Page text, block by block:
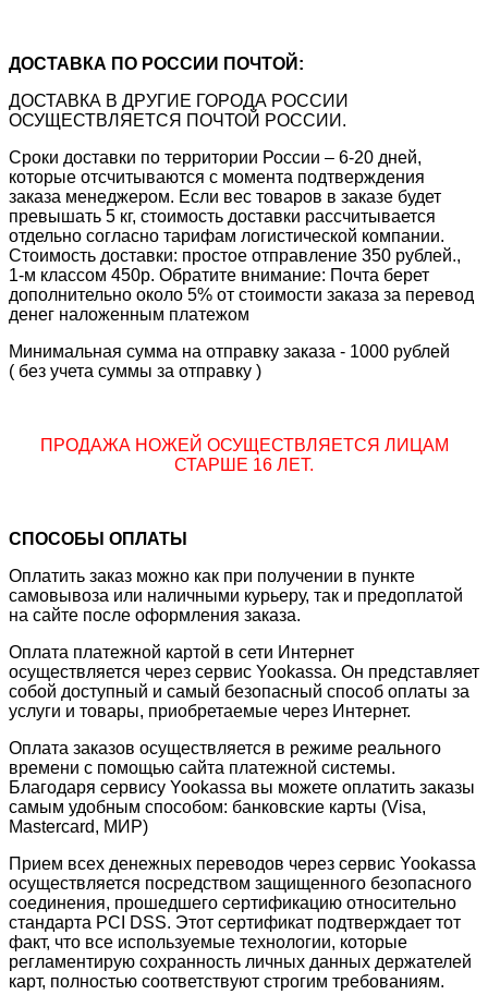
ДОСТАВКА ПО РОССИИ ПОЧТОЙ:
ДОСТАВКА В ДРУГИЕ ГОРОДА РОССИИ
ОСУЩЕСТВЛЯЕТСЯ ПОЧТОЙ РОССИИ.
Сроки доставки по территории России – 6-20 дней,
которые отсчитываются с момента подтверждения
заказа менеджером. Если вес товаров в заказе будет
превышать 5 кг, стоимость доставки рассчитывается
отдельно согласно тарифам логистической компании.
Стоимость доставки: простое отправление 350 рублей.,
1-м классом 450р. Обратите внимание: Почта берет
дополнительно около 5% от стоимости заказа за перевод
денег наложенным платежом
Минимальная сумма на отправку заказа - 1000 рублей
( без учета суммы за отправку )
ПРОДАЖА НОЖЕЙ ОСУЩЕСТВЛЯЕТСЯ ЛИЦАМ
СТАРШЕ 16 ЛЕТ.
СПОСОБЫ ОПЛАТЫ
Оплатить заказ можно как при получении в пункте
самовывоза или наличными курьеру, так и предоплатой
на сайте после оформления заказа.
Оплата платежной картой в сети Интернет
осуществляется через сервис Yookassa. Он представляет
собой доступный и самый безопасный способ оплаты за
услуги и товары, приобретаемые через Интернет.
Оплата заказов осуществляется в режиме реального
времени с помощью сайта платежной системы.
Благодаря сервису Yookassa вы можете оплатить заказы
самым удобным способом: банковские карты (Visa,
Mastercard, МИР)
Прием всех денежных переводов через сервис Yookassa
осуществляется посредством защищенного безопасного
соединения, прошедшего сертификацию относительно
стандарта PCI DSS. Этот сертификат подтверждает тот
факт, что все используемые технологии, которые
регламентирую сохранность личных данных держателей
карт, полностью соответствуют строгим требованиям.